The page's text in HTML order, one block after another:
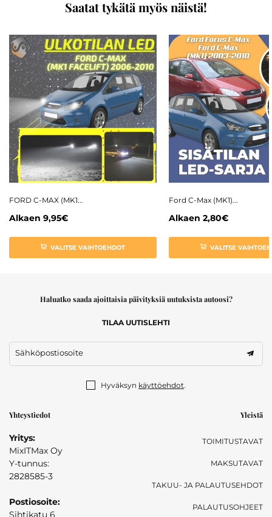
Saatat tykätä myös näistä!
FORD C-MAX (MK1...
Alkaen 9,95€
VALITSE VAIHTOEHDOT
Ford C-Max (MK1)...
Alkaen 2,80€
VALITSE
Haluatko saada ajoittaisia päivityksiä uutuksista autoosi?
TILAA UUTISLEHTI
Sähköpostiosoite
Hyväksyn käyttöehdot.
Yhteystiedot
Yritys:
MixITMax Oy
Y-tunnus:
2828585-3
Postiosoite:
Sihtikatu 6
Yleistä
TOIMITUSTAVAT
MAKSUTAVAT
TAKUU- JA PALAUTUSEHDOT
PALAUTUSOHJEET